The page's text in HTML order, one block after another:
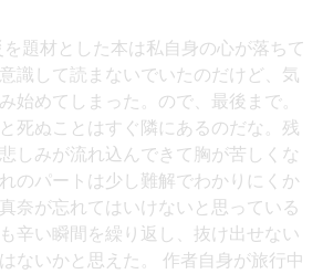
を題材とした本は私自身の心が落ちて
識して読まないでいたのだけど、気
始めてしまった。ので、最後まで。
死ぬことはすぐ隣にあるのだな。残
しみが流れ込んできて胸が苦しくな
のパートは少し難解でわかりにくか
奈が忘れてはいけないと思っている
辛い瞬間を繰り返し、抜け出せない
ないかと思えた。 作者自身が旅行中